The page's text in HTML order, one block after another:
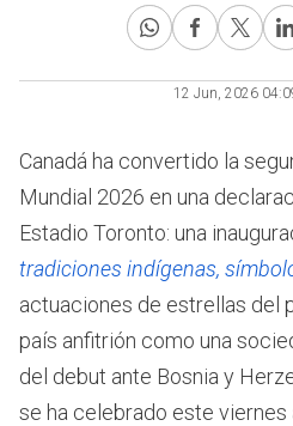
seconds
12 Jun, 2026
Canadá ha convertido la
Mundial 2026 en una
Estadio Toronto: una
tradiciones indígenas,
actuaciones de estrellas del
país anfitrión como una
del debut ante Bosnia y
se ha celebrado este viernes